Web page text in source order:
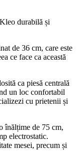
durabilă și
de 36 cm, care este
ce face ca această
ca piesă centrală
un loc confortabil
cu prietenii și
înălțime de 75 cm,
electrostatic.
mesei, precum și